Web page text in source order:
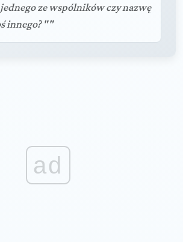
ze wspólników czy nazwę
innego? ""
ad